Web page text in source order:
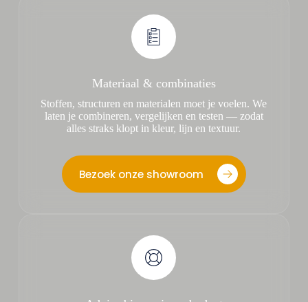
Materiaal & combinaties
Stoffen, structuren en materialen moet je voelen. We
laten je combineren, vergelijken en testen — zodat
alles straks klopt in kleur, lijn en textuur.
Bezoek onze showroom